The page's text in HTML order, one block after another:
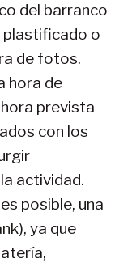
del barranco
plastificado o
de fotos.
hora de
prevista
con los
actividad.
posible, una
ya que